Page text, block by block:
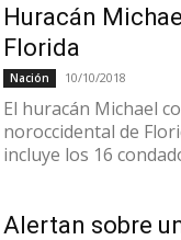
Huracán
Florida
Nación 10/10/2018
El huracán Michael
noroccidental de
incluye los 16
Alertan sobre